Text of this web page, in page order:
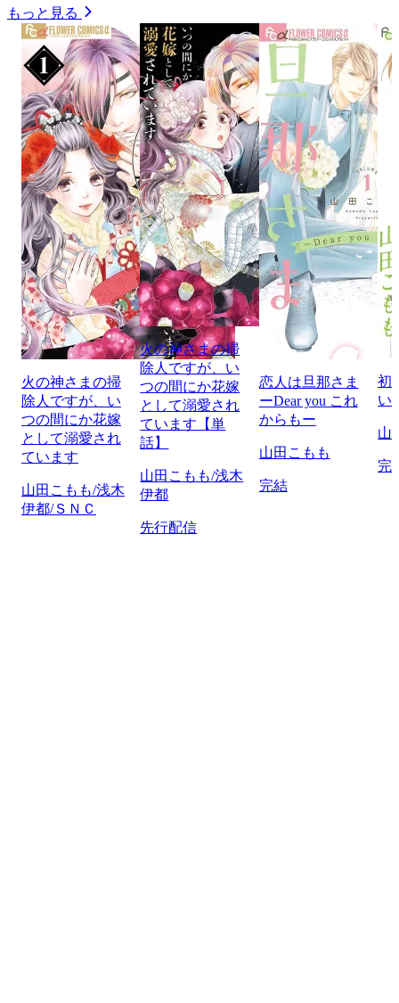
もっと見る
火の神さまの掃
除人ですが、い
つの間にか花嫁
として溺愛され
ています
山田こもも/浅木
伊都/ＳＮＣ
火の神さまの掃
除人ですが、い
つの間にか花嫁
として溺愛され
ています【単
話】
山田こもも/浅木
伊都
先行配信
恋人は旦那さま
ーDear you これ
からもー
山田こもも
完結
初
い
山
完